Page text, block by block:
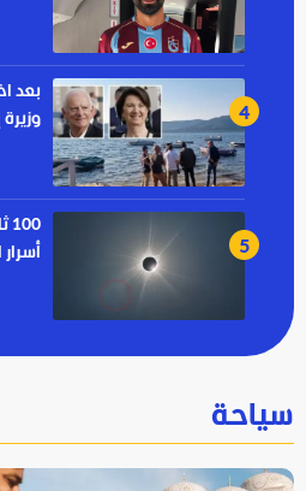
4
5
سياحة